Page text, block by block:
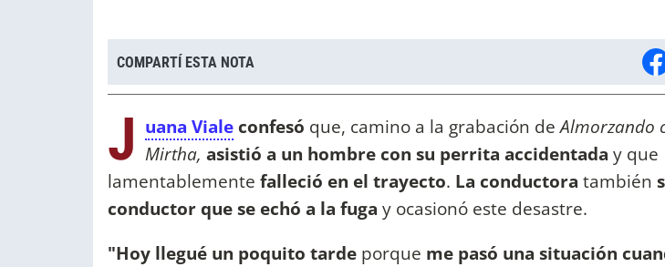
COMPARTÍ ESTA NOTA
J uana Viale confesó que, camino a la grabación deAlmorzando
Mirtha, asistió a un hombre con su perrita accidentada y que
lamentablemente falleció en el trayecto. La conductora también
conductor que se echó a la fuga y ocasionó este desastre.
"Hoy llegué un poquito tarde porque me pasó una situación